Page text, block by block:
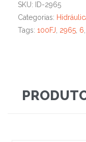
SKU:
ID-2965
Categorias:
Tags: 100FJ, 2965, 6,